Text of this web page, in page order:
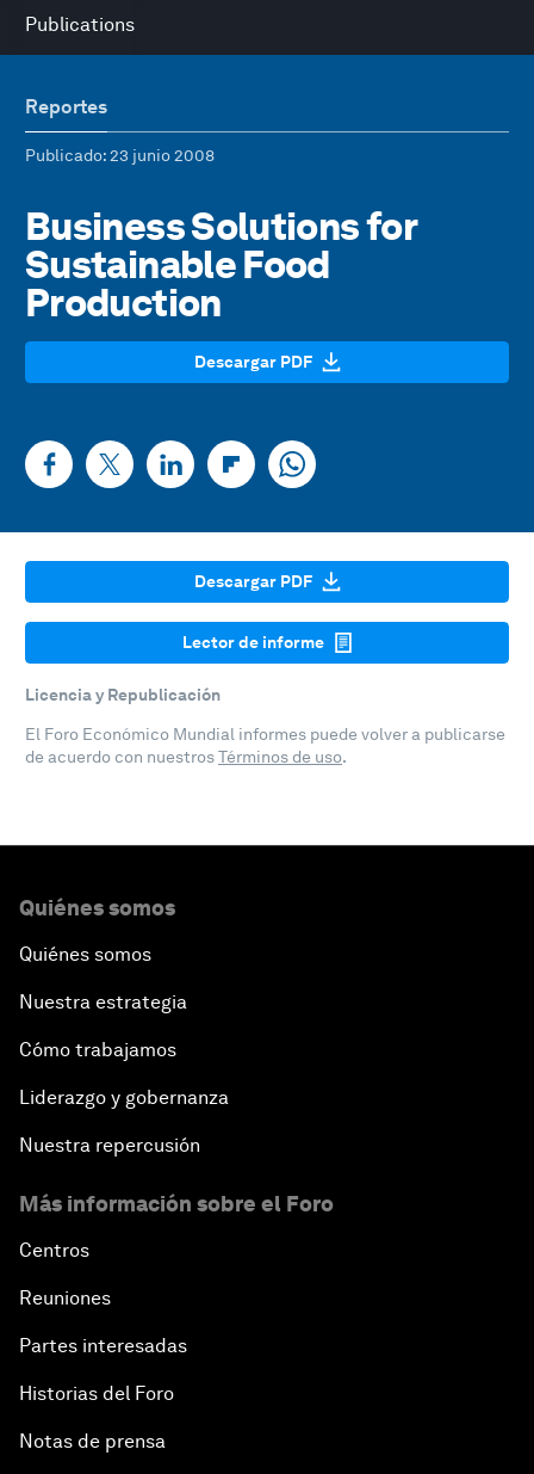
Publications
Reportes
Publicado: 23 junio 2008
Business Solutions for
Sustainable Food
Production
Descargar PDF
Descargar PDF
Lector de informe
Licencia y Republicación
El Foro Económico Mundial informes puede volver a publicarse
de acuerdo con nuestrosTérminos de uso.
Quiénes somos
Quiénes somos
Nuestra estrategia
Cómo trabajamos
Liderazgo y gobernanza
Nuestra repercusión
Más información sobre el Foro
Centros
Reuniones
Partes interesadas
Historias del Foro
Notas de prensa